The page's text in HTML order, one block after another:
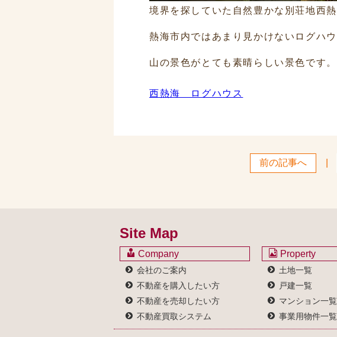
境界を探していた自然豊かな別荘地西
熱海市内ではあまり見かけないログハウ
山の景色がとても素晴らしい景色です。
西熱海 ログハウス
前の記事へ
Site Map
Company
会社のご案内
不動産を購入したい方
不動産を売却したい方
不動産買取システム
Property
土地一覧
戸建一覧
マンション一覧
事業用物件一覧